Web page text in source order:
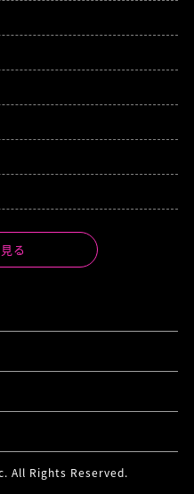
る
All Rights Reserved.